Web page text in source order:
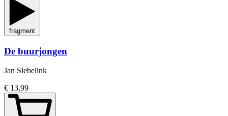
fragment
De buurjongen
Jan Siebelink
€ 13,99